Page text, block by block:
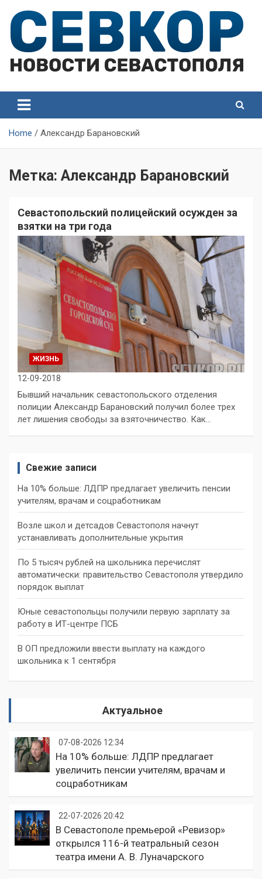
content
Севастополя
Севастополя
Home Александр Барановский
Метка: Александр Барановский
Севастопольский полицейский осужден за
взятки на три года
ЖИЗНЬ
12-09-2018
Бывший начальник севастопольского отделения
полиции Александр Барановский получил более трех
лет лишения свободы за взяточничество. Как…
Свежие записи
На 10% больше: ЛДПР предлагает увеличить пенсии
учителям, врачам и соцработникам
Возле школ и детсадов Севастополя начнут
устанавливать дополнительные укрытия
По 5 тысяч рублей на школьника перечислят
автоматически: правительство Севастополя утвердило
порядок выплат
Юные севастопольцы получили первую зарплату за
работу в ИТ-центре ПСБ
В ОП предложили ввести выплату на каждого
школьника к 1 сентября
Актуальное
07-08-2026 12:34
На 10% больше: ЛДПР предлагает
увеличить пенсии учителям, врачам и
соцработникам
22-07-2026 20:42
В Севастополе премьерой «Ревизор»
открылся 116-й театральный сезон
театра имени А. В. Луначарского